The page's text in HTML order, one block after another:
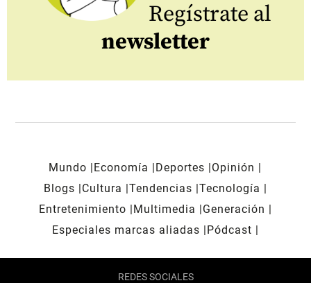
Regístrate al
newsletter
Mundo Economía Deportes
Opinión
Blogs
Cultura Tendencias Tecnología
Entretenimiento
Multimedia
Generación
Especiales marcas aliadas
Pódcast
REDES SOCIALES